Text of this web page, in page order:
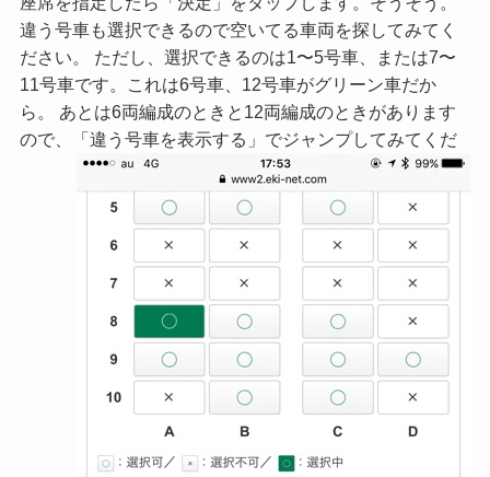
違う号車も選択できるので空いてる車両を探してみてく
ださい。 ただし、選択できるのは1〜5号車、または7〜
11号車です。これは6号車、12号車がグリーン車だか
ら。 あとは6両編成のときと12両編成のときがあります
ので、「違う号車を表示する」でジャンプしてみてくだ